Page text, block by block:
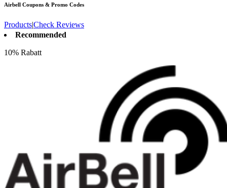
Airbell Coupons & Promo Codes
Products|Check Reviews
Recommended
10% Rabatt